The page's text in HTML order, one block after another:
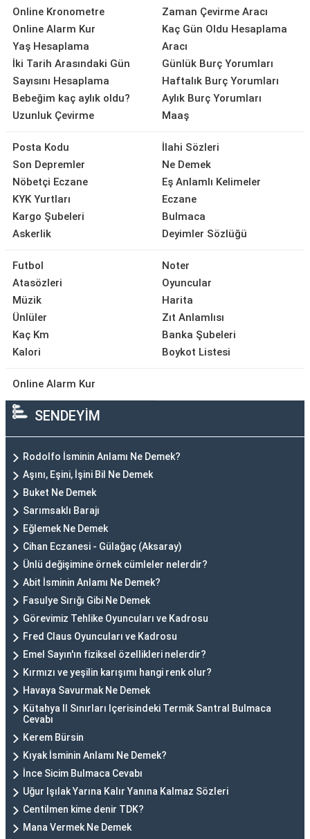
Online Kronometre
Online Alarm Kur
Yaş Hesaplama
İki Tarih Arasındaki Gün
Sayısını Hesaplama
Bebeğim kaç aylık oldu?
Uzunluk Çevirme
Zaman Çevirme Aracı
Kaç Gün Oldu Hesaplama
Aracı
Günlük Burç Yorumları
Haftalık Burç Yorumları
Aylık Burç Yorumları
Maaş
Posta Kodu
Son Depremler
Nöbetçi Eczane
KYK Yurtları
Kargo Şubeleri
Askerlik
İlahi Sözleri
Ne Demek
Eş Anlamlı Kelimeler
Eczane
Bulmaca
Deyimler Sözlüğü
Futbol
Atasözleri
Müzik
Ünlüler
Kaç Km
Kalori
Noter
Oyuncular
Harita
Zıt Anlamlısı
Banka Şubeleri
Boykot Listesi
Online Alarm Kur
SENDEYİM
Rodolfo İsminin Anlamı Ne Demek?
Aşını, Eşini, İşini Bil Ne Demek
Buket Ne Demek
Sarımsaklı Barajı
Eğlemek Ne Demek
Cihan Eczanesi - Gülağaç (Aksaray)
Ünlü değişimine örnek cümleler nelerdir?
Abit İsminin Anlamı Ne Demek?
Fasulye Sırığı Gibi Ne Demek
Görevimiz Tehlike Oyuncuları ve Kadrosu
Fred Claus Oyuncuları ve Kadrosu
Emel Sayın'ın fiziksel özellikleri nelerdir?
Kırmızı ve yeşilin karışımı hangi renk olur?
Havaya Savurmak Ne Demek
Kütahya Il Sınırları Içerisindeki Termik Santral Bulmaca
Cevabı
Kerem Bürsin
Kıyak İsminin Anlamı Ne Demek?
İnce Sicim Bulmaca Cevabı
Uğur Işılak Yarına Kalır Yanına Kalmaz Sözleri
Centilmen kime denir TDK?
Mana Vermek Ne Demek